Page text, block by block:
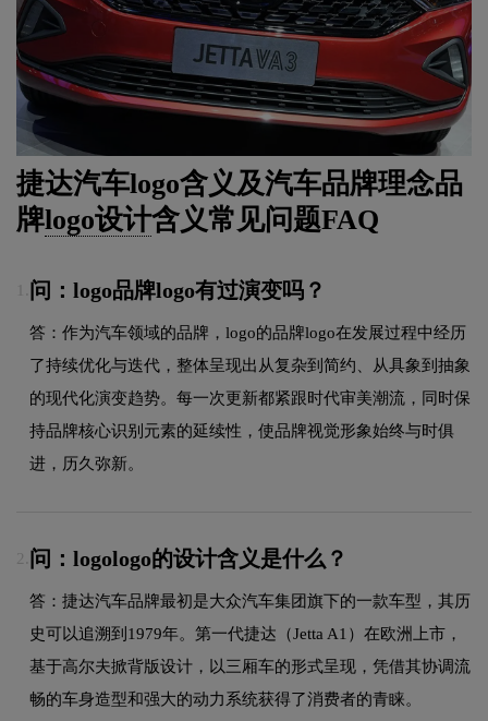
‌捷达汽车logo含义及汽车品牌理念品
牌logo设计含义常见问题FAQ
问：logo品牌logo有过演变吗？
答：作为汽车领域的品牌，logo的品牌logo在发展过程中经历
了持续优化与迭代，整体呈现出从复杂到简约、从具象到抽象
的现代化演变趋势。每一次更新都紧跟时代审美潮流，同时保
持品牌核心识别元素的延续性，使品牌视觉形象始终与时俱
进，历久弥新。
2. 问：logologo的设计含义是什么？
答：捷达汽车品牌最初是大众汽车集团旗下的一款车型，其历
史可以追溯到1979年。第一代捷达（Jetta A1）在欧洲上市，
基于高尔夫掀背版设计，以三厢车的形式呈现，凭借其协调流
畅的车身造型和强大的动力系统获得了消费者的青睐。